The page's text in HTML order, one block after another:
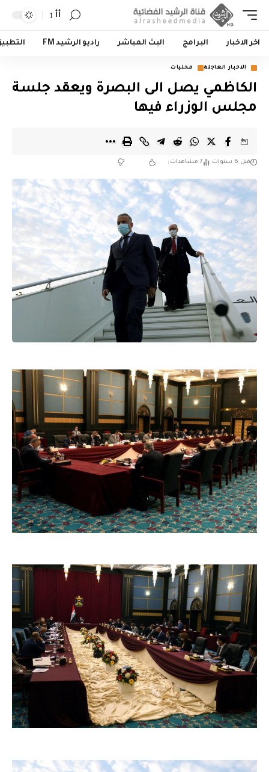
أأ
اخر الاخبار البرامج البث المباشر راديو الرشيد FM
الاخبار العاجلة محليات
الكاظمي يصل الى البصرة ويعقد جلسة
مجلس الوزراء فيها
قبل 6 سنوات 7 مشاهدات